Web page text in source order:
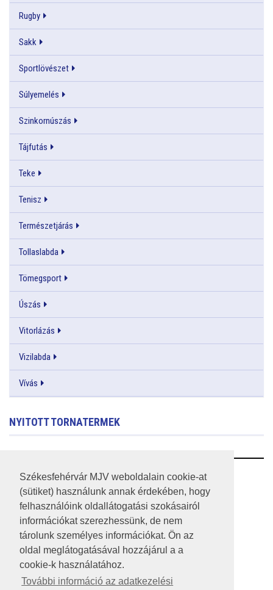
Székesfehérvár MJV weboldalain cookie-at
(sütiket) használunk annak érdekében, hogy
felhasználóink oldallátogatási szokásairól
információkat szerezhessünk, de nem
tárolunk személyes információkat. Ön az
oldal meglátogatásával hozzájárul a a
cookie-k használatához.
További információ az adatkezelési
Rugby
Sakk
Sportlövészet
Súlyemelés
Szinkornúszás
Tájfutás
Teke
Tenisz
Természetjárás
Tollaslabda
Tömegsport
Úszás
Vitorlázás
Vizilabda
Vívás
NYITOTT TORNATERMEK
RSS
A HONLAP 2017.03.31-I ÁLLAPOTA
JOGI NYILATKOZAT
IMPRESSZUM